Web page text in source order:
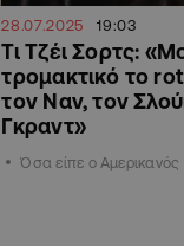
28.07.2025 19:03
Τι Τζέι Σορτς:
τρομακτικό το
τον Ναν, τον
Γκραντ»
Όσα είπε ο Αμερικανός